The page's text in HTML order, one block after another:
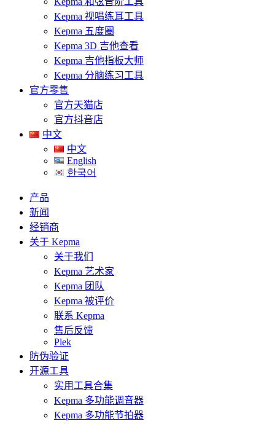
Kepma 视唱练耳工具
Kepma 五度圈
Kepma 3D 吉他查看
Kepma 吉他指板大师
Kepma 分脑练习工具
官方零售
官方天猫店
官方抖音店
中文
中文
English
한국어
产品
新闻
经销商
关于 Kepma
关于我们
Kepma 艺术家
Kepma 团队
Kepma 被评价
联系 Kepma
售后反馈
Plek
防伪验证
开源工具
实用工具合集
Kepma 多功能调音器
Kepma 多功能节拍器